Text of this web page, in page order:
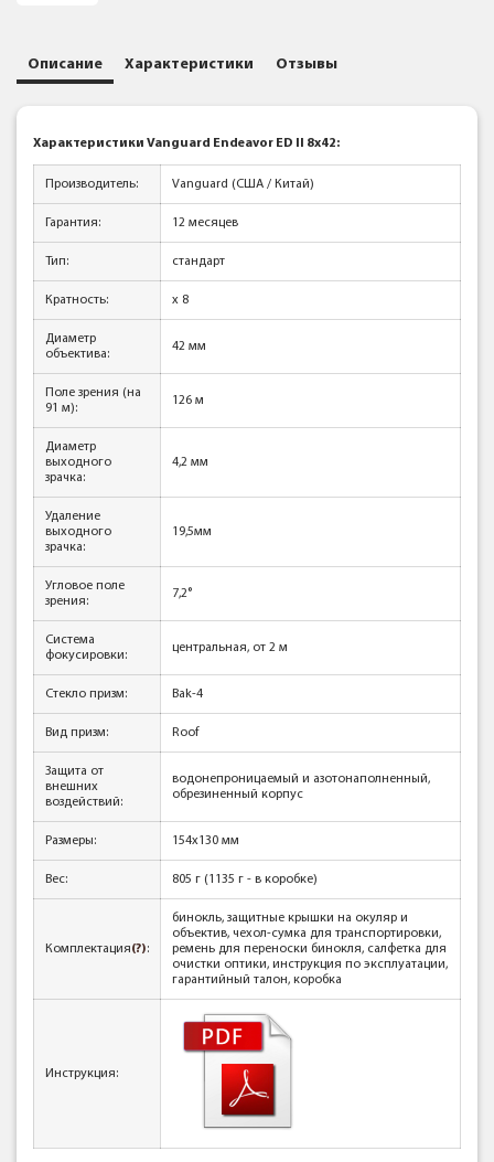
Описание Характеристики Отзывы
Характеристики Vanguard Endeavor ED II 8x42:
Производитель: Vanguard (США / Китай)
Гарантия: 12 месяцев
Тип: стандарт
Кратность: x 8
Диаметр
объектива:
42 мм
Поле зрения (на
91 м):
126 м
Диаметр
выходного
зрачка:
4,2 мм
Удаление
выходного
зрачка:
19,5мм
Угловое поле
зрения:
7,2°
Система
фокусировки:
центральная, от 2 м
Стекло призм: Bak-4
Вид призм: Roof
Защита от
внешних
воздействий:
водонепроницаемый и азотонаполненный,
обрезиненный корпус
Размеры: 154х130 мм
Вес: 805 г (1135 г - в коробке)
Комплектация(?):
бинокль, защитные крышки на окуляр и
объектив, чехол-сумка для транспортировки,
ремень для переноски бинокля, салфетка для
очистки оптики, инструкция по эксплуатации,
гарантийный талон, коробка
Инструкция: